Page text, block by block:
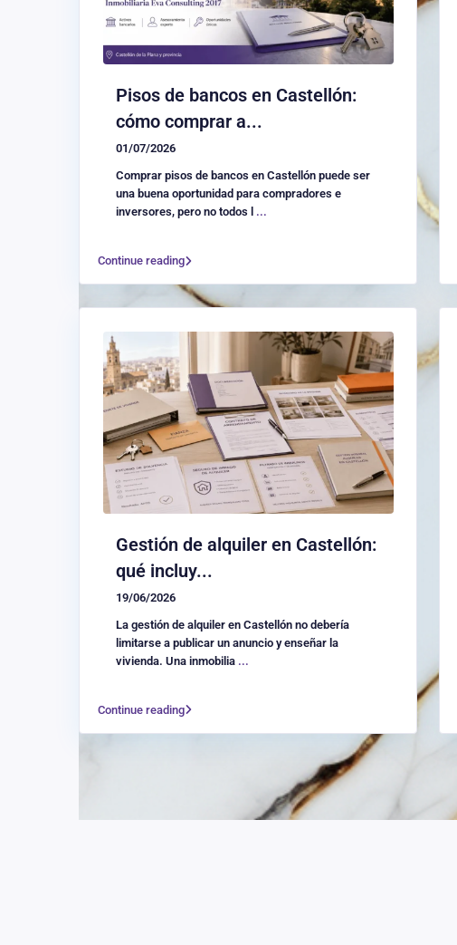
Pisos de bancos en Castellón:
cómo comprar a...
01/07/2026
Comprar pisos de bancos en Castellón puede ser
una buena oportunidad para compradores e
inversores, pero no todos l ...
Continue reading
Gestión de alquiler en Castellón:
qué incluy...
19/06/2026
La gestión de alquiler en Castellón no debería
limitarse a publicar un anuncio y enseñar la
vivienda. Una inmobilia ...
Continue reading